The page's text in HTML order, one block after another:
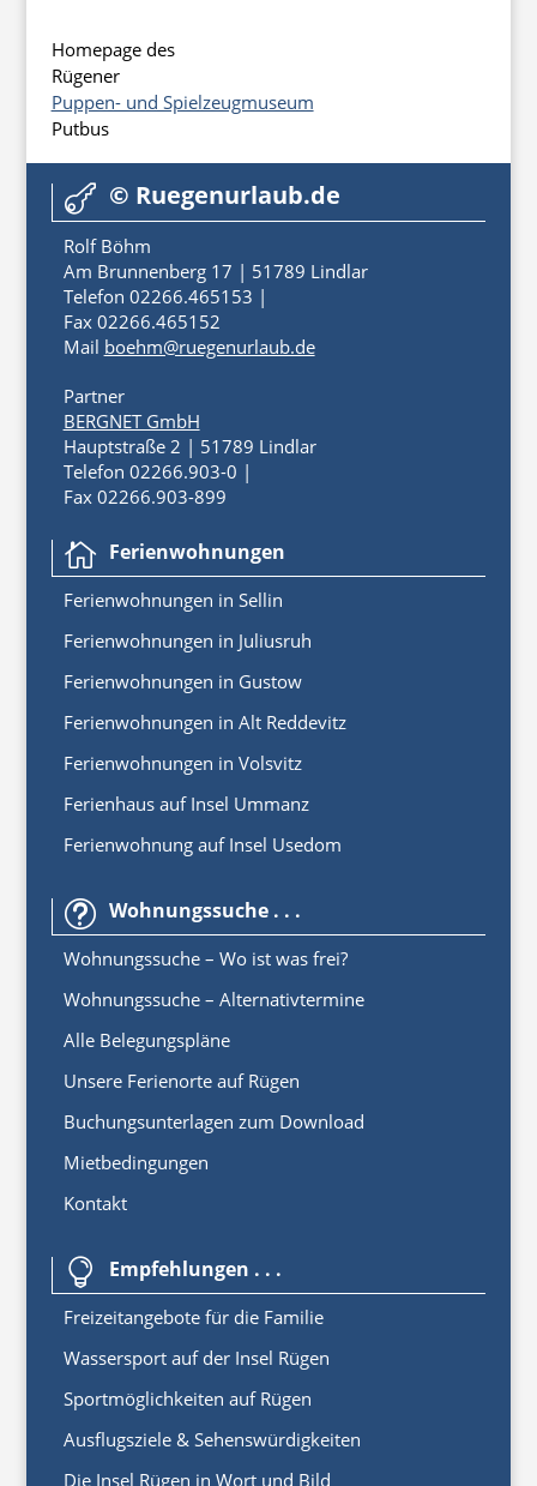
Homepage des
Rügener
Puppen- und Spielzeugmuseum
Putbus
 © Ruegenurlaub.de
Rolf Böhm
Am Brunnenberg 17 | 51789 Lindlar
Telefon 02266.465153 |
Fax 02266.465152
Mail boehm@ruegenurlaub.de
Partner
BERGNET GmbH
Hauptstraße 2 | 51789 Lindlar
Telefon 02266.903-0 |
Fax 02266.903-899
 Ferienwohnungen
Ferienwohnungen in Sellin
Ferienwohnungen in Juliusruh
Ferienwohnungen in Gustow
Ferienwohnungen in Alt Reddevitz
Ferienwohnungen in Volsvitz
Ferienhaus auf Insel Ummanz
Ferienwohnung auf Insel Usedom
t Wohnungssuche . . .
Wohnungssuche – Wo ist was frei?
Wohnungssuche – Alternativtermine
Alle Belegungspläne
Unsere Ferienorte auf Rügen
Buchungsunterlagen zum Download
Mietbedingungen
Kontakt
 Empfehlungen . . .
Freizeitangebote für die Familie
Wassersport auf der Insel Rügen
Sportmöglichkeiten auf Rügen
Ausflugsziele & Sehenswürdigkeiten
Die Insel Rügen in Wort und Bild